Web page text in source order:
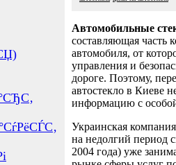
Автомобильные
составляющая часть
автомобиля, от
управления и
дороге. Поэтому,
автостекло в Киеве
информацию с
Украинская
на недолгий период
2004 года) уже